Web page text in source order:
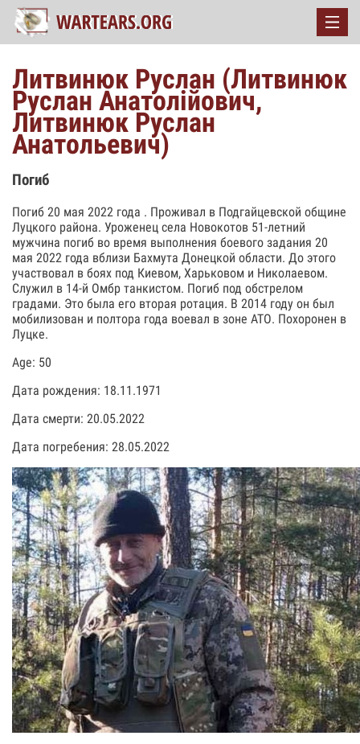
Литвинюк Руслан (Литвинюк
Руслан Анатолійович,
Литвинюк Руслан
Анатольевич)
Погиб
Погиб 20 мая 2022 года . Проживал в Подгайцевской общине
Луцкого района. Уроженец села Новокотов 51-летний
мужчина погиб во время выполнения боевого задания 20
мая 2022 года вблизи Бахмута Донецкой области. До этого
участвовал в боях под Киевом, Харьковом и Николаевом.
Служил в 14-й Омбр танкистом. Погиб под обстрелом
градами. Это была его вторая ротация. В 2014 году он был
мобилизован и полтора года воевал в зоне АТО. Похоронен в
Луцке.
Age: 50
Дата рождения: 18.11.1971
Дата смерти: 20.05.2022
Дата погребения: 28.05.2022